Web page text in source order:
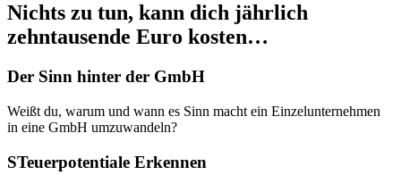
Nichts zu tun, kann dich jährlich
zehntausende Euro kosten…
Der Sinn hinter der GmbH
Weißt du, warum und wann es Sinn macht ein Einzelunternehmen
in eine GmbH umzuwandeln?
STeuerpotentiale Erkennen